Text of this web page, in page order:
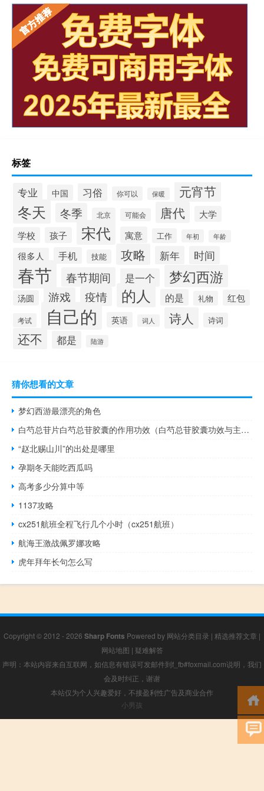
标签
专业 中国 习俗 你可以 保暖 元宵节
冬天 冬季 北京 可能会 唐代
大学
学校
孩子 宋代 寓意 工作 年初 年龄
很多人 手机 技能 攻略 新年 时间
春节 春节期间 是一个 梦幻西游
汤圆 游戏 疫情 的人 的是 礼物 红包
考试 自己的 英语 词人 诗人 诗词
还不 都是 陆游
猜你想看的文章
梦幻西游最漂亮的角色
白芍总苷片白芍总苷胶囊的作用功效（白芍总苷胶囊功效与主治）
“赵北赐山川”的出处是哪里
孕期冬天能吃西瓜吗
高考多少分算中等
1137攻略
cx251航班全程飞行几个小时（cx251航班）
航海王激战佩罗娜攻略
虎年拜年长句怎么写
Copyright © 2012 - 2026 Sharp Fonts Powered by 网站分类目录 | 精选推荐文章 |
网站地图 | 疑难解答
声明：本站内容来自互联网，如信息有错误可发邮件到f_fb#foxmail.com说明，我们
会及时纠正，谢谢
本站仅为个人兴趣爱好，不接盈利性广告及商业合作
小男孩